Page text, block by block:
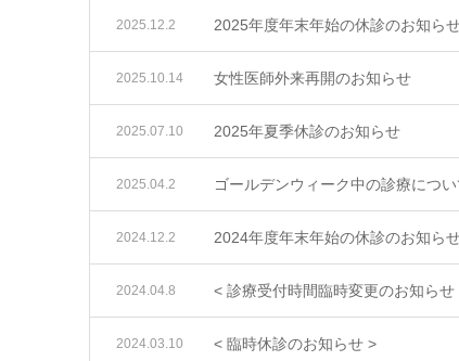
2025年度年末年始の休診のお知ら
2025.12.2
女性医師外来再開のお知らせ
2025.10.14
2025年夏季休診のお知らせ
2025.07.10
ゴールデンウィーク中の診療につい
2025.04.2
2024年度年末年始の休診のお知ら
2024.12.2
< 診療受付時間臨時変更のお知らせ
2024.04.8
< 臨時休診のお知らせ >
2024.03.10